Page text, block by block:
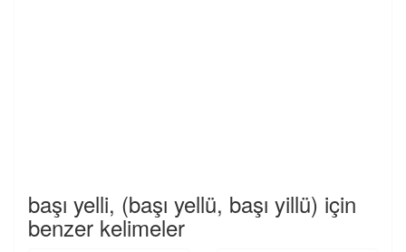
başı yelli, (başı yellü, başı yillü) için
benzer kelimeler